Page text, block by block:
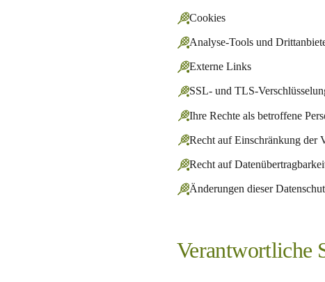
Cookies
Analyse-Tools und
Externe Links
SSL- und TLS-
Ihre Rechte als betroffene
Recht auf Einschränkung der
Recht auf
Änderungen dieser
Verantwortliche